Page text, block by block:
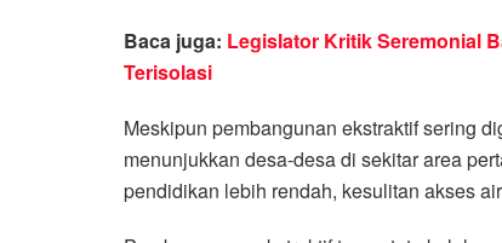
Baca juga: Legislator Kritik Seremonial
Terisolasi
Meskipun pembangunan ekstraktif sering
menunjukkan desa-desa di sekitar area
pendidikan lebih rendah, kesulitan akses